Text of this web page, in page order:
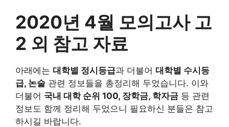
2020년 4월 모의고사 고
2 외 참고 자료
아래에는 대학별 정시등급과 더불어 대학별 수시등
급, 논술 관련 정보들을 총정리해 두었습니다. 이와
더불어 국내 대학 순위 100, 장학금, 학자금 등 관련
정보도 함께 정리해 두었으니 필요하신 분들은 참고
하시길 바랍니다.